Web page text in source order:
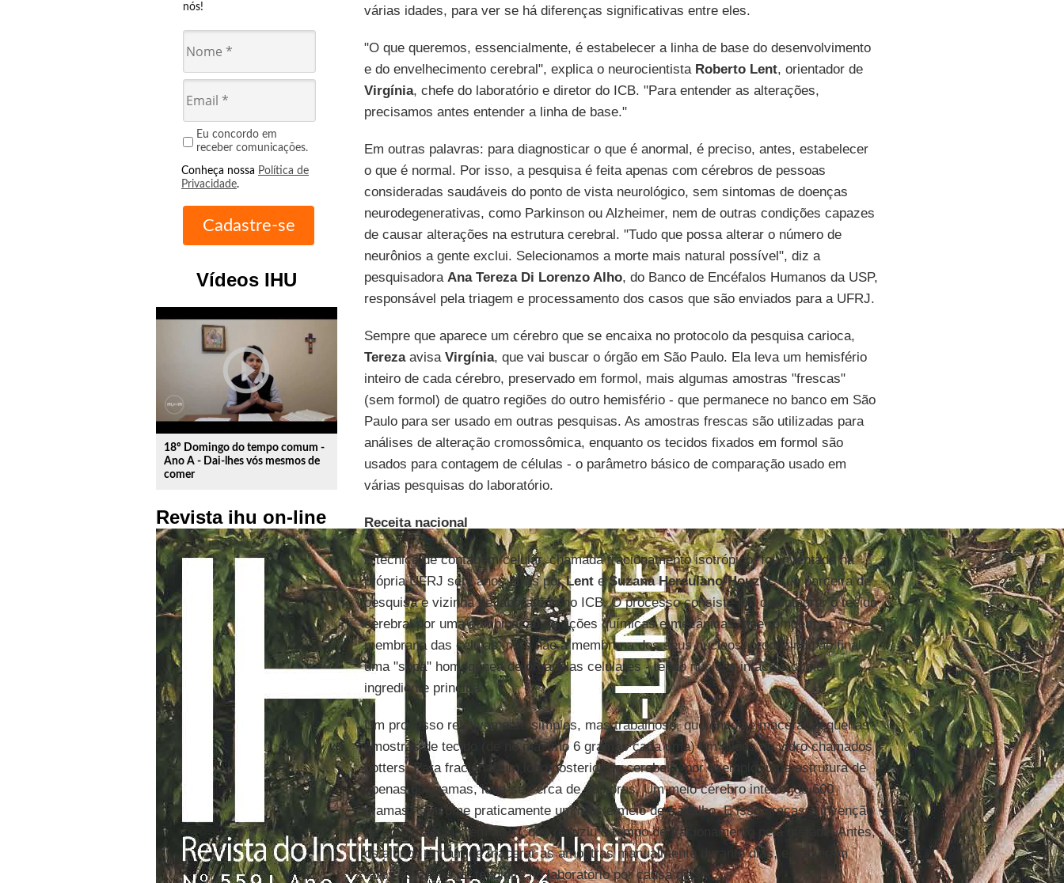
nós!
Eu concordo em
receber comunicações.
Conheça nossa Política de
Privacidade.
Vídeos IHU
play_circle_outline
18º Domingo do tempo comum -
Ano A - Dai-lhes vós mesmos de
comer
Revista ihu on-line
várias idades, para ver se há diferenças significativas entre eles.
"O que queremos, essencialmente, é estabelecer a linha de base do desenvolvimento
e do envelhecimento cerebral", explica o neurocientista Roberto Lent, orientador de
Virgínia, chefe do laboratório e diretor do ICB. "Para entender as alterações,
precisamos antes entender a linha de base."
Em outras palavras: para diagnosticar o que é anormal, é preciso, antes, estabelecer
o que é normal. Por isso, a pesquisa é feita apenas com cérebros de pessoas
consideradas saudáveis do ponto de vista neurológico, sem sintomas de doenças
neurodegenerativas, como Parkinson ou Alzheimer, nem de outras condições capazes
de causar alterações na estrutura cerebral. "Tudo que possa alterar o número de
neurônios a gente exclui. Selecionamos a morte mais natural possível", diz a
pesquisadora Ana Tereza Di Lorenzo Alho, do Banco de Encéfalos Humanos da USP,
responsável pela triagem e processamento dos casos que são enviados para a UFRJ.
Sempre que aparece um cérebro que se encaixa no protocolo da pesquisa carioca,
Terezaavisa Virgínia, que vai buscar o órgão em São Paulo. Ela leva um hemisfério
inteiro de cada cérebro, preservado em formol, mais algumas amostras "frescas"
(sem formol) de quatro regiões do outro hemisfério - que permanece no banco em São
Paulo para ser usado em outras pesquisas. As amostras frescas são utilizadas para
análises de alteração cromossômica, enquanto os tecidos fixados em formol são
usados para contagem de células - o parâmetro básico de comparação usado em
várias pesquisas do laboratório.
Receita nacional
A técnica de contagem celular, chamada fracionamento isotrópico, foi inventada na
própria UFRJ sete anos atrás porLenteSuzana Herculano-Houzel, sua parceira de
pesquisa e vizinha de laboratório no ICB. O processo consiste em desintegrar o tecido
cerebral por uma combinação de ações químicas e mecânicas, que rompem a
membrana das células, mas não a membrana dos seus núcleos, produzindo ao final
uma "sopa" homogênea de organelas celulares - tendo núcleos intactos como
ingrediente principal.
Um processo relativamente simples, mas trabalhoso, que envolve macerar pequenas
amostras de tecido (de no máximo 6 gramas cada uma) em pilões de vidro chamados
potters. Para fracionar um lobo posterior do cerebelo, por exemplo, uma estrutura de
apenas 60 gramas, leva-se cerca de 10 horas. Um meio cérebro inteiro, de 600
gramas, consome praticamente um mês e meio de trabalho. E isso graças à invenção
de uma máquina, em 2010, que reduziu o tempo de fracionamento pela metade. Antes,
os alunos tinham de macerar as amostras manualmente durante dias, e não eram
raros os casos de tendinite no laboratório por causa disso.